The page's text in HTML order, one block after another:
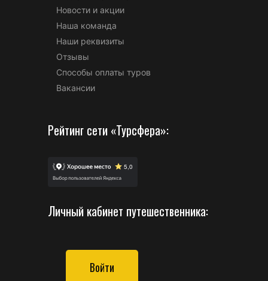
Новости и акции
Наша команда
Наши реквизиты
Отзывы
Способы оплаты туров
Вакансии
Рейтинг сети «Турсфера»:
Личный кабинет путешественника:
Войти